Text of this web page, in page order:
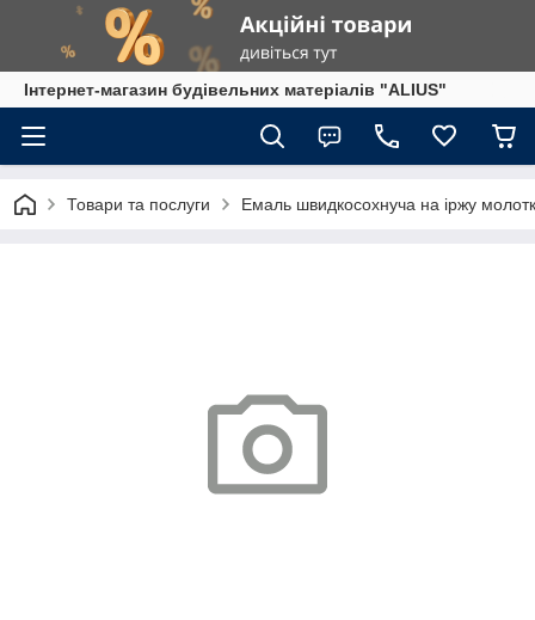
Інтернет-магазин будівельних матеріалів "ALIUS"
Товари та послуги Емаль швидкосохнуча на іржу